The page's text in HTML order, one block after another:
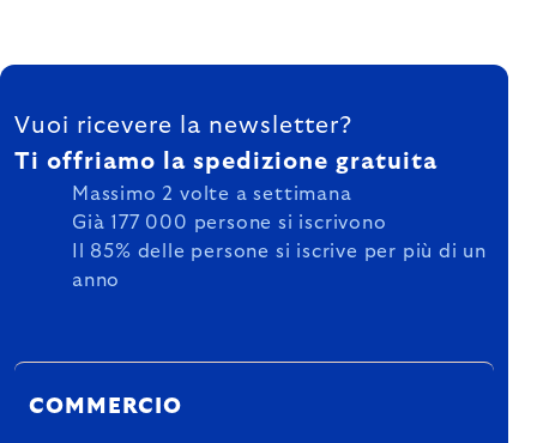
FOOTER
Vuoi ricevere la newsletter?
Ti offriamo la spedizione gratuita
Massimo 2 volte a settimana
Già 177 000 persone si iscrivono
Il 85% delle persone si iscrive per più di un
anno
COMMERCIO